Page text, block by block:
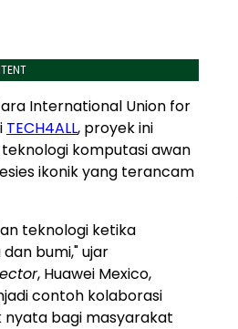
International Union for
TECH4ALL, proyek ini
komputasi awan
ikonik yang terancam
teknologi ketika
bumi," ujar
, Huawei Mexico,
contoh kolaborasi
bagi masyarakat